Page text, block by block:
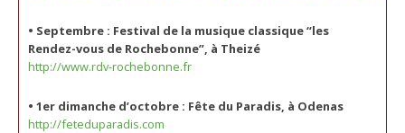
• Septembre : Festival de la musique classique “les
Rendez-vous de Rochebonne”, à Theizé
http://www.rdv-rochebonne.fr
• 1er dimanche d’octobre : Fête du Paradis, à Odenas
http://feteduparadis.com